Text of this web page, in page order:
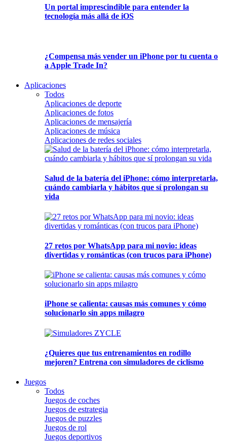
Un portal imprescindible para entender la
tecnología más allá de iOS
¿Compensa más vender un iPhone por tu cuenta o
a Apple Trade In?
Aplicaciones
Todos
Aplicaciones de deporte
Aplicaciones de fotos
Aplicaciones de mensajería
Aplicaciones de música
Aplicaciones de redes sociales
Salud de la batería del iPhone: cómo interpretarla,
cuándo cambiarla y hábitos que sí prolongan su
vida
27 retos por WhatsApp para mi novio: ideas
divertidas y románticas (con trucos para iPhone)
iPhone se calienta: causas más comunes y cómo
solucionarlo sin apps milagro
¿Quieres que tus entrenamientos en rodillo
mejoren? Entrena con simuladores de ciclismo
Juegos
Todos
Juegos de coches
Juegos de estrategia
Juegos de puzzles
Juegos de rol
Juegos deportivos